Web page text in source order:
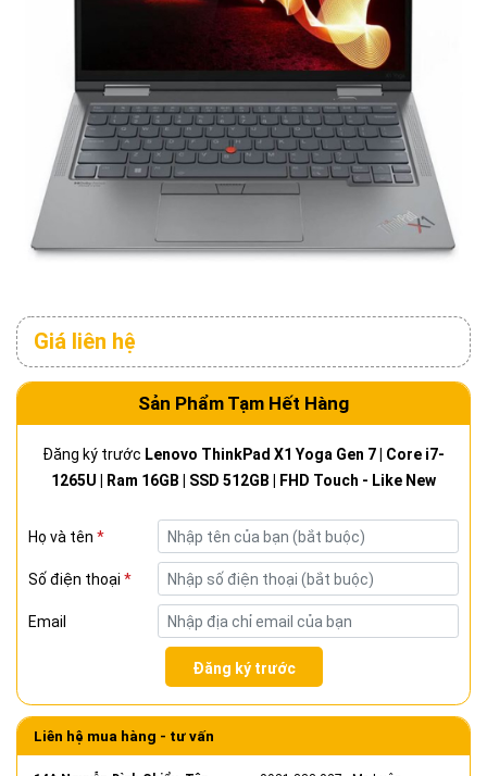
Giá liên hệ
Sản Phẩm Tạm Hết Hàng
Đăng ký trước Lenovo ThinkPad X1 Yoga Gen 7 | Core i7-
1265U | Ram 16GB | SSD 512GB | FHD Touch - Like New
Họ và tên *
Số điện thoại *
Email
Đăng ký trước
Liên hệ mua hàng - tư vấn